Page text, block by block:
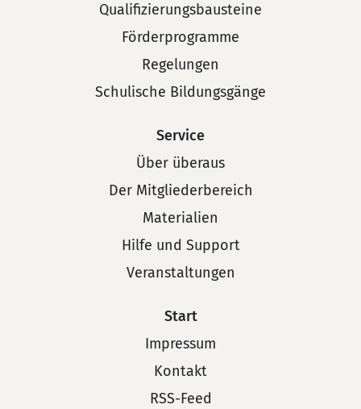
Qualifizierungsbausteine
Förderprogramme
Regelungen
Schulische Bildungsgänge
Service
Über überaus
Der Mitgliederbereich
Materialien
Hilfe und Support
Veranstaltungen
Start
Impressum
Kontakt
RSS-Feed